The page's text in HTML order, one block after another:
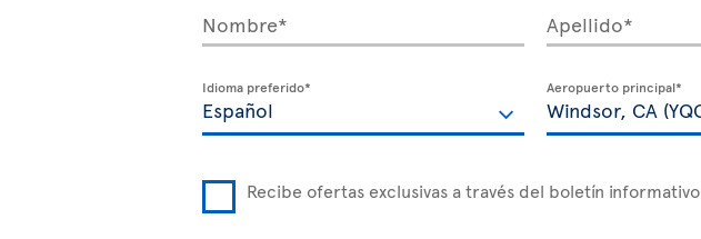
Nombre* Apellido*
Idioma preferido* Aeropuerto principal*
Recibe ofertas exclusivas a través del boletín informativo